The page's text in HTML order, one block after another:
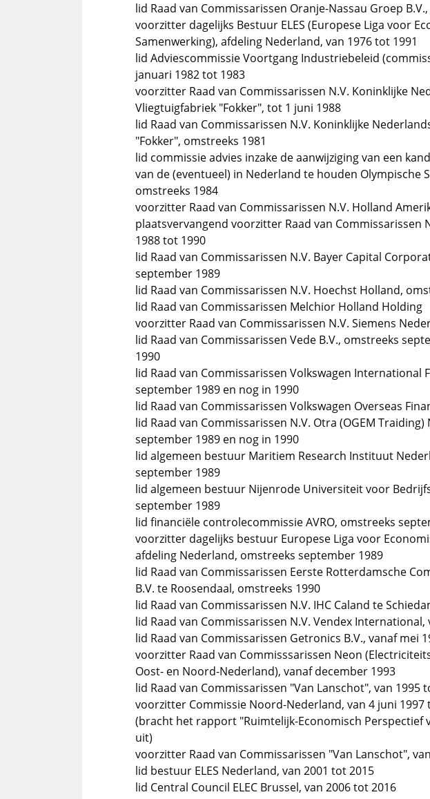
lid Raad van Commissarissen Oranje-Nassau Groep
voorzitter dagelijks Bestuur ELES (Europese Liga voor
Samenwerking), afdeling Nederland, van 1976 tot 1991
lid Adviescommissie Voortgang Industriebeleid
januari 1982 tot 1983
voorzitter Raad van Commissarissen N.V. Koninklijke
Vliegtuigfabriek "Fokker", tot 1 juni 1988
lid Raad van Commissarissen N.V. Koninklijke
"Fokker", omstreeks 1981
lid commissie advies inzake de aanwijziging van een
van de (eventueel) in Nederland te houden Olympische
omstreeks 1984
voorzitter Raad van Commissarissen N.V. Holland
plaatsvervangend voorzitter Raad van Commissarissen
1988 tot 1990
lid Raad van Commissarissen N.V. Bayer Capital
september 1989
lid Raad van Commissarissen N.V. Hoechst Holland,
lid Raad van Commissarissen Melchior Holland Holding
voorzitter Raad van Commissarissen N.V. Siemens
lid Raad van Commissarissen Vede B.V., omstreeks
1990
lid Raad van Commissarissen Volkswagen International
september 1989 en nog in 1990
lid Raad van Commissarissen Volkswagen Overseas
lid Raad van Commissarissen N.V. Otra (OGEM Traiding)
september 1989 en nog in 1990
lid algemeen bestuur Maritiem Research Instituut
september 1989
lid algemeen bestuur Nijenrode Universiteit voor
september 1989
lid financiële controlecommissie AVRO, omstreeks
voorzitter dagelijks bestuur Europese Liga voor
afdeling Nederland, omstreeks september 1989
lid Raad van Commissarissen Eerste Rotterdamsche
B.V. te Roosendaal, omstreeks 1990
lid Raad van Commissarissen N.V. IHC Caland te
lid Raad van Commissarissen N.V. Vendex International,
lid Raad van Commissarissen Getronics B.V., vanaf mei
voorzitter Raad van Commisssarissen Neon
Oost- en Noord-Nederland), vanaf december 1993
lid Raad van Commissarissen "Van Lanschot", van 1995
voorzitter Commissie Noord-Nederland, van 4 juni 1997
(bracht het rapport "Ruimtelijk-Economisch Perspectief
uit)
voorzitter Raad van Commissarissen "Van Lanschot",
lid bestuur ELES Nederland, van 2001 tot 2015
lid Central Council ELEC Brussel, van 2006 tot 2016